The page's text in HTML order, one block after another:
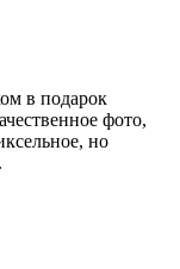
в подарок
фото,
но